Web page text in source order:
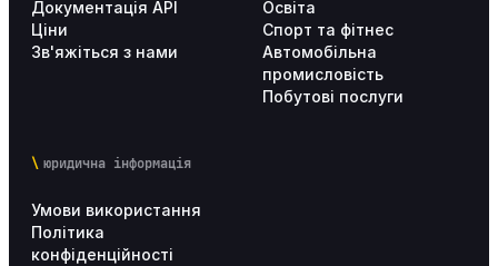
Особистий кабінет користувача
Документація API
Ціни
Зв'яжіться з нами
Освіта
Спорт та фітнес
Автомобільна
промисловість
Побутові послуги
юридична інформація
Умови використання
Політика
конфіденційності